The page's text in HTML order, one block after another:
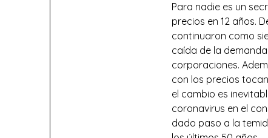
Para nadie es un
precios en 12 años.
continuaron como
caída de la
corporaciones.
con los precios
el cambio es
coronavirus en el
dado paso a la